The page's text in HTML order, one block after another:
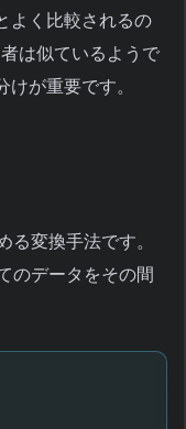
よく比較されるの
は似ているようで
が重要です。
る変換手法です。
のデータをその間